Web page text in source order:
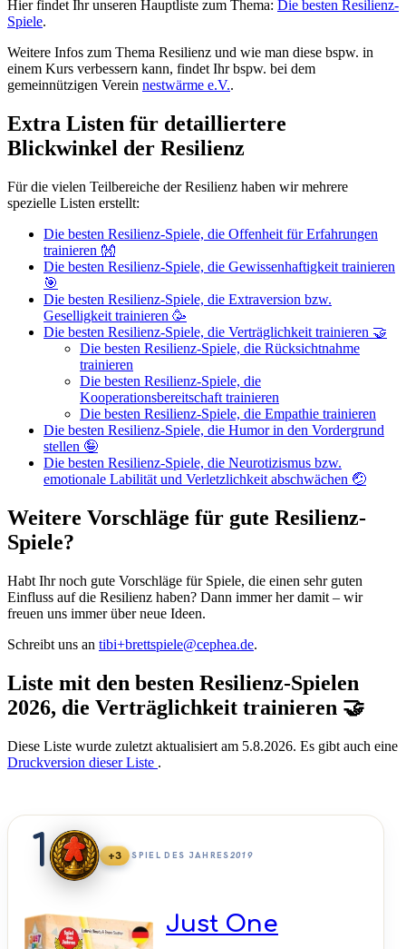
Hier findet Ihr unseren Hauptliste zum Thema: Die besten Resilienz-
Spiele.
Weitere Infos zum Thema Resilienz und wie man diese bspw. in
einem Kurs verbessern kann, findet Ihr bspw. bei dem
gemeinnützigen Verein nestwärme e.V..
Extra Listen für detailliertere
Blickwinkel der Resilienz
Für die vielen Teilbereiche der Resilienz haben wir mehrere
spezielle Listen erstellt:
Die besten Resilienz-Spiele, die Offenheit für Erfahrungen
trainieren 👐
Die besten Resilienz-Spiele, die Gewissenhaftigkeit trainieren
🎯
Die besten Resilienz-Spiele, die Extraversion bzw.
Geselligkeit trainieren 🥳
Die besten Resilienz-Spiele, die Verträglichkeit trainieren 🤝
Die besten Resilienz-Spiele, die Rücksichtnahme
trainieren
Die besten Resilienz-Spiele, die
Kooperationsbereitschaft trainieren
Die besten Resilienz-Spiele, die Empathie trainieren
Die besten Resilienz-Spiele, die Humor in den Vordergrund
stellen 🤪
Die besten Resilienz-Spiele, die Neurotizismus bzw.
emotionale Labilität und Verletzlichkeit abschwächen 🤕
Weitere Vorschläge für gute Resilienz-
Spiele?
Habt Ihr noch gute Vorschläge für Spiele, die einen sehr guten
Einfluss auf die Resilienz haben? Dann immer her damit – wir
freuen uns immer über neue Ideen.
Schreibt uns an tibi+brettspiele@cephea.de.
Liste mit den besten Resilienz-Spielen
2026, die Verträglichkeit trainieren 🤝
Diese Liste wurde zuletzt aktualisiert am 5.8.2026. Es gibt auch eine
Druckversion dieser Liste .
1 +3 SPIEL DES JAHRES2019
Just One